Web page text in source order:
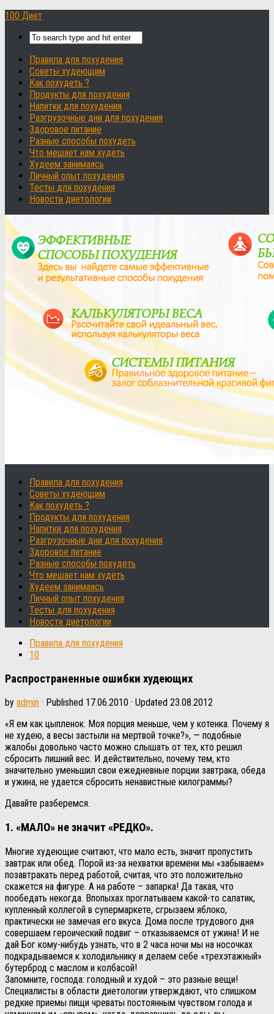
100 Диет
Правила для похудения
Советы худеющим
Как похудеть ?
Продукты для похудения
Напитки для похудения
Разгрузочные дни для похудения
Здоровое питание
Разные способы похудеть
Что мешает нам худеть
Худеем занимаясь
Личный опыт похудения
Тесты для похудения
Новости диетологии
Правила для похудения
Советы худеющим
Как похудеть ?
Продукты для похудения
Напитки для похудения
Разгрузочные дни для похудения
Здоровое питание
Разные способы похудеть
Что мешает нам худеть
Худеем занимаясь
Личный опыт похудения
Тесты для похудения
Новости диетологии
Правила для похудения
10
Распространенные ошибки худеющих
by admin · Published 17.06.2010 · Updated 23.08.2012
«Я ем как цыпленок. Моя порция меньше, чем у котенка. Почему я
не худею, а весы застыли на мертвой точке?», — подобные
жалобы довольно часто можно слышать от тех, кто решил
сбросить лишний вес. И действительно, почему тем, кто
значительно уменьшил свои ежедневные порции завтрака, обеда
и ужина, не удается сбросить ненавистные килограммы?
Давайте разберемся.
1. «МАЛО» не значит «РЕДКО».
Многие худеющие считают, что мало есть, значит пропустить
завтрак или обед. Порой из-за нехватки времени мы «забываем»
позавтракать перед работой, считая, что это положительно
скажется на фигуре. А на работе – запарка! Да такая, что
пообедать некогда. Впопыхах проглатываем какой-то салатик,
купленный коллегой в супермаркете, сгрызаем яблоко,
практически не замечая его вкуса. Дома после трудового дня
совершаем героический подвиг – отказываемся от ужина! И не
дай Бог кому-нибудь узнать, что в 2 часа ночи мы на носочках
подкрадываемся к холодильнику и делаем себе «трехэтажный»
бутерброд с маслом и колбасой!
Запомните, господа: голодный и худой – это разные вещи!
Специалисты в области диетологии утверждают, что слишком
редкие приемы пищи чреваты постоянным чувством голода и